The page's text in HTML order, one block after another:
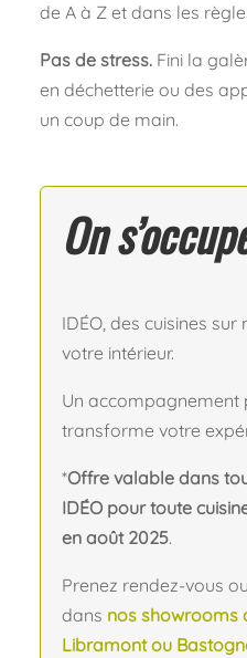
de A à Z et dans les
Pas de stress. Fini la
en déchetterie ou des
un coup de main.
On
IDÉO, des cuisines
votre intérieur.
Un accompagnement
transforme votre
*Offre valable dans
IDÉO pour toute
en août 2025.
Prenez rendez-vous
dans nos showrooms
Libramont ou